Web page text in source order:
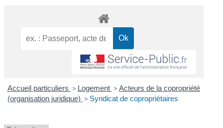
Accueil particuliers > Logement > Acteurs de la copropriété
(organisation juridique) > Syndicat de copropriétaires